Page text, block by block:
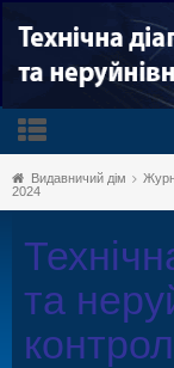
Видавничий дім
2024
та